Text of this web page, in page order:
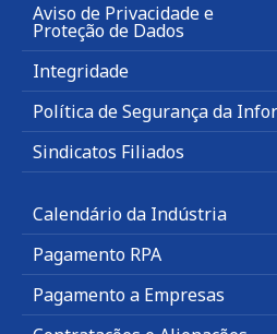
Aviso de Privacidade e
Proteção de Dados
Integridade
Política de Segurança da
Sindicatos Filiados
Calendário da Indústria
Pagamento RPA
Pagamento a Empresas